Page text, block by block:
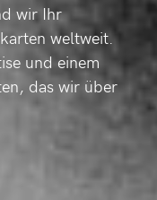
wir Ihr
weltweit.
und einem
das wir über